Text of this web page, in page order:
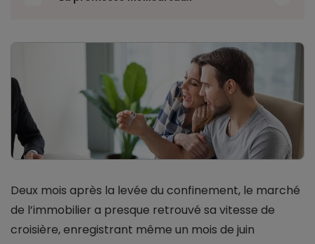
Deux mois après la levée du confinement, le marché
de l’immobilier a presque retrouvé sa vitesse de
croisière, enregistrant même un mois de juin